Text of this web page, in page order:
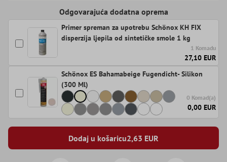
Odgovarajuća dodatna oprema
Primer spreman za upotrebu Schönox KH FIX
disperzija ljepila od sintetičke smole 1 kg
1 Komadu
27,10 EUR
Schönox ES Bahamabeige Fugendicht- Silikon
(300 Ml)
0 Komad(a)
0,00 EUR
Dodaj u košaricu2,63 EUR